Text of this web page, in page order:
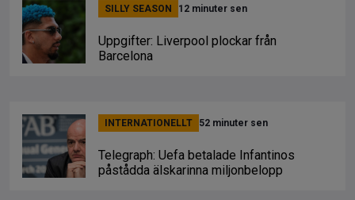
SILLY SEASON 12 minuter sen
Uppgifter: Liverpool plockar från
Barcelona
INTERNATIONELLT 52 minuter sen
Telegraph: Uefa betalade Infantinos
påstådda älskarinna miljonbelopp